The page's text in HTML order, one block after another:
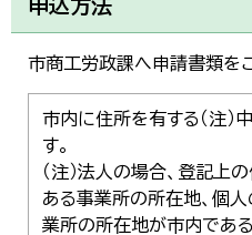
申込方法
市商工労政課へ申請書類を
市内に住所を有する（注）
す。
（注）法人の場合、登記上
ある事業所の所在地、個
業所の所在地が市内であ